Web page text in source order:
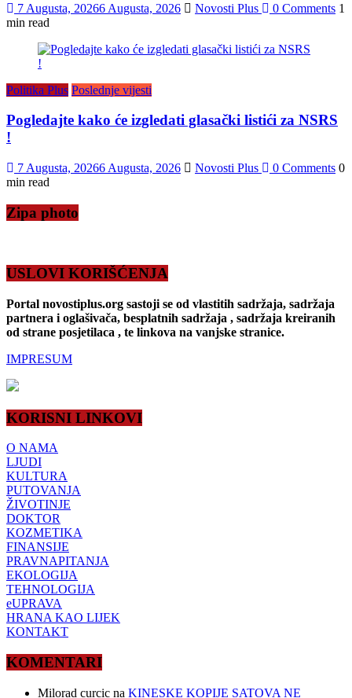
7 Augusta, 20266 Augusta, 2026 Novosti Plus 0 Comments 1
min read
Politika Plus Poslednje vijesti
Pogledajte kako će izgledati glasački listići za NSRS
!
7 Augusta, 20266 Augusta, 2026 Novosti Plus 0 Comments 0
min read
Zipa photo
USLOVI KORIŠĆENJA
Portal novostiplus.org sastoji se od vlastitih sadržaja, sadržaja
partnera i oglašivača, besplatnih sadržaja , sadržaja kreiranih
od strane posjetilaca , te linkova na vanjske stranice.
IMPRESUM
KORISNI LINKOVI
O NAMA
LJUDI
KULTURA
PUTOVANJA
ŽIVOTINJE
DOKTOR
KOZMETIKA
FINANSIJE
PRAVNAPITANJA
EKOLOGIJA
TEHNOLOGIJA
eUPRAVA
HRANA KAO LIJEK
KONTAKT
KOMENTARI
Milorad curcic na KINESKE KOPIJE SATOVA NE